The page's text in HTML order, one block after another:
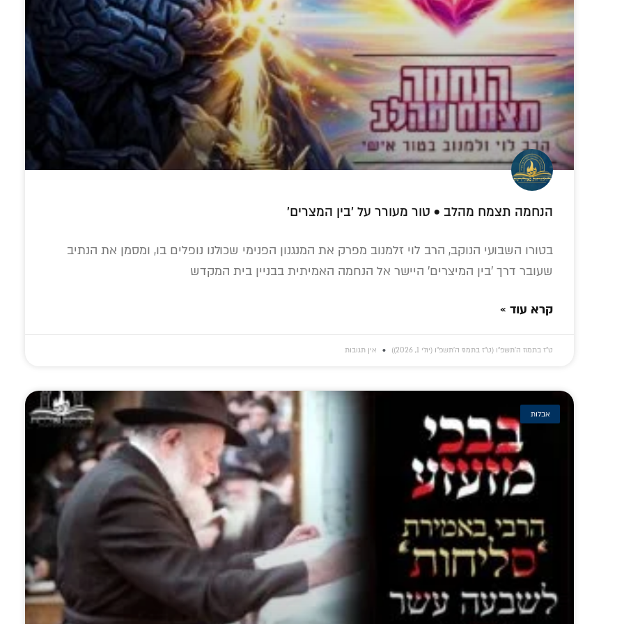
הנחמה תצמח מהלב • טור מעורר על 'בין המצרים'
בטורו השבועי הנוקב, הרב לוי זלמנוב מפרק את המנגנון הפנימי שכולנו נופלים בו, ומסמן את הנתיב
שעובר דרך 'בין המיצרים' היישר אל הנחמה האמיתית בבניין בית המקדש
קרא עוד »
ט״ז בתמוז ה׳תשפ״ו (ט״ז בתמוז ה׳תשפ״ו (יולי 1, 2026)) אין תגובות
אבלות
קרינסקי בתשנ"ג • האזינו
מענדל מרוזוב ור' מענדל פוטרפס
חוגגים 250 גיליונות!
של המגזין השבועי
התראיין לתוכנית
'שאו מרום עיניכם'
• טור חגיגי
המכפילה – ברוסית
'מי שאין לו חוש
בנגינה – אין לו חוש
בחסידות': מסע
לניגוניו העמוקים של
ר' הלל מפאריטש
דמות ה'עובד' של
גדול משפיעי חב"ד:
סקירה על החסיד ר'
הלל מפאריטש
אלפים נהנים
מ'לחלוחית', אלפים
מחכים לה –
והשותפות שלך
תחולל מהפכה!
'החיינו א-ל': מה
עומד מאחורי שיר
הגאולה המסתורי
ונבואת הרבי
הריי"צ?
הדרך לבנות את בית
המקדש: הציצו
פנימה לגיליון
'לחלוחית חסידית' •
להורדה